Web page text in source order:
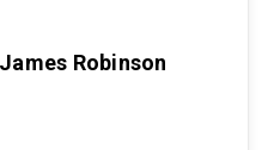
Robinson